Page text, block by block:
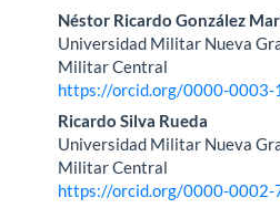
Néstor Ricardo González
Universidad Militar Nueva
Militar Central
https://orcid.org/0000-0003-
Ricardo Silva Rueda
Universidad Militar Nueva
Militar Central
https://orcid.org/0000-0002-